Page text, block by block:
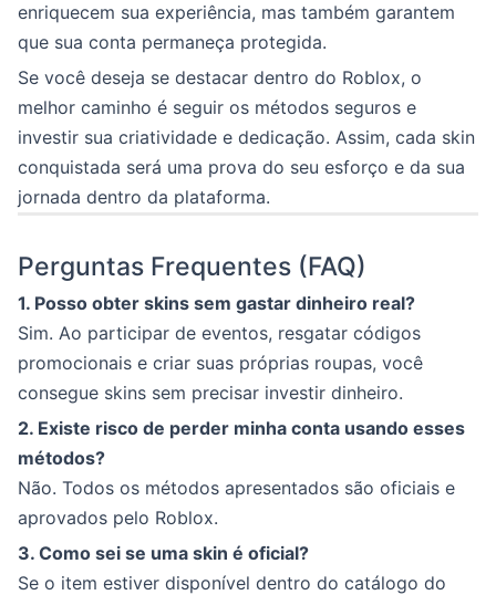
enriquecem sua experiência, mas também garantem
que sua conta permaneça protegida.
Se você deseja se destacar dentro do Roblox, o
melhor caminho é seguir os métodos seguros e
investir sua criatividade e dedicação. Assim, cada skin
conquistada será uma prova do seu esforço e da sua
jornada dentro da plataforma.
Perguntas Frequentes (FAQ)
1. Posso obter skins sem gastar dinheiro real?
Sim. Ao participar de eventos, resgatar códigos
promocionais e criar suas próprias roupas, você
consegue skins sem precisar investir dinheiro.
2. Existe risco de perder minha conta usando esses
métodos?
Não. Todos os métodos apresentados são oficiais e
aprovados pelo Roblox.
3. Como sei se uma skin é oficial?
Se o item estiver disponível dentro do catálogo do